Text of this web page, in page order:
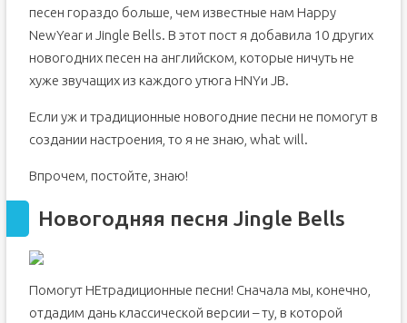
песен гораздо больше, чем известные нам Happy
NewYear и Jingle Bells. В этот пост я добавила 10 других
новогодних песен на английском, которые ничуть не
хуже звучащих из каждого утюга HNYи JB.
Если уж и традиционные новогодние песни не помогут в
создании настроения, то я не знаю, what will.
Впрочем, постойте, знаю!
Новогодняя песня Jingle Bells
Помогут НЕтрадиционные песни! Сначала мы, конечно,
отдадим дань классической версии – ту, в которой